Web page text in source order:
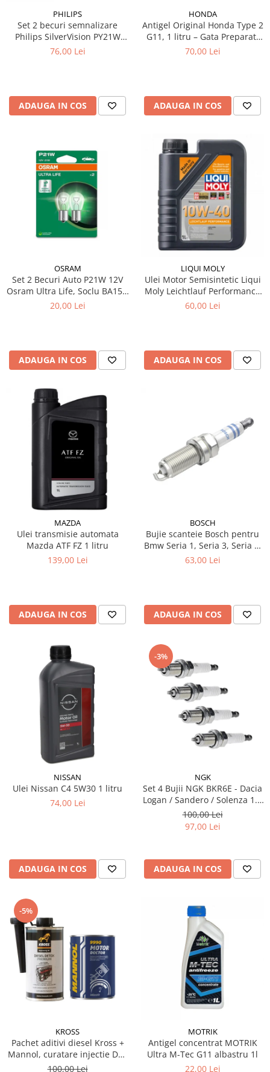
Odorizante Auto
Parfum Original
PHILIPS
Set 2 becuri semnalizare
Philips SilverVision PY21W
BAU15s 12V 21W
76,00 Lei
ADAUGA IN COS
HONDA
Antigel Original Honda Type 2
G11, 1 litru – Gata Preparat,
All Season, Protecție -36°C
70,00 Lei
ADAUGA IN COS
OSRAM
Set 2 Becuri Auto P21W 12V
Osram Ultra Life, Soclu BA15s,
Durata de Viata Extinsa (4x),
20,00 Lei
ADAUGA IN COS
LIQUI MOLY
Ulei Motor Semisintetic Liqui
Moly Leichtlauf Performance
10W-40 1 litru
60,00 Lei
ADAUGA IN COS
MAZDA
Ulei transmisie automata
Mazda ATF FZ 1 litru
139,00 Lei
ADAUGA IN COS
BOSCH
Bujie scanteie Bosch pentru
Bmw Seria 1, Seria 3, Seria 5,
Seria 6, Seria 7, X1, X3, X5, Z4
63,00 Lei
ADAUGA IN COS
NISSAN
Ulei Nissan C4 5W30 1 litru
74,00 Lei
ADAUGA IN COS
-3%
NGK
Set 4 Bujii NGK BKR6E - Dacia
Logan / Sandero / Solenza 1.4
& 1.6 MPI - Kit Complet
100,00 Lei
97,00 Lei
ADAUGA IN COS
-5%
KROSS
Pachet aditivi diesel Kross +
Mannol, curatare injectie DPF
si stabilizare ulei
100,00 Lei
MOTRIK
Antigel concentrat MOTRIK
Ultra M-Tec G11 albastru 1l
22,00 Lei